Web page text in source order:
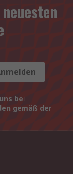
bei
gemäß der